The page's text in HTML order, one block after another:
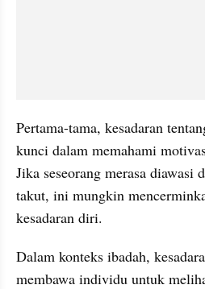
Pertama-tama, kesadaran
kunci dalam memahami
Jika seseorang merasa diawasi
takut, ini mungkin
kesadaran diri.
Dalam konteks ibadah,
membawa individu untuk